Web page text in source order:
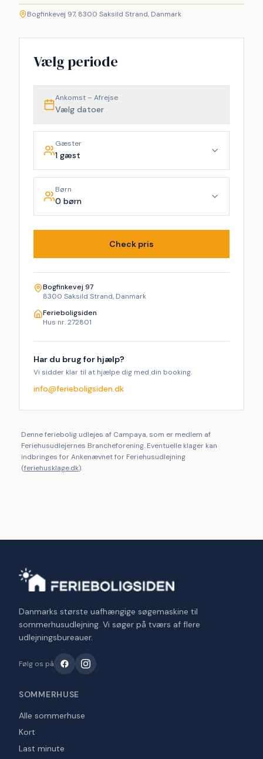
+
−
Bogfinkevej 97, 8300 Saksild Strand, Danmark
Vælg periode
Ankomst – Afrejse
Vælg datoer
Gæster
1 gæst
Børn
0 børn
Check pris
Bogfinkevej 97
8300 Saksild Strand, Danmark
Ferieboligsiden
Hus nr. 272801
Har du brug for hjælp?
Vi sidder klar til at hjælpe dig med din booking.
info@ferieboligsiden.dk
Denne feriebolig udlejes af Campaya, som er medlem af
Feriehusudlejernes Brancheforening. Eventuelle klager kan
indbringes for Ankenævnet for Feriehusudlejning
(feriehusklage.dk).
Danmarks største uafhængige søgemaskine til
sommerhusudlejning. Vi søger på tværs af flere
udlejningsbureauer.
Følg os på
SOMMERHUSE
Alle sommerhuse
Kort
Last minute